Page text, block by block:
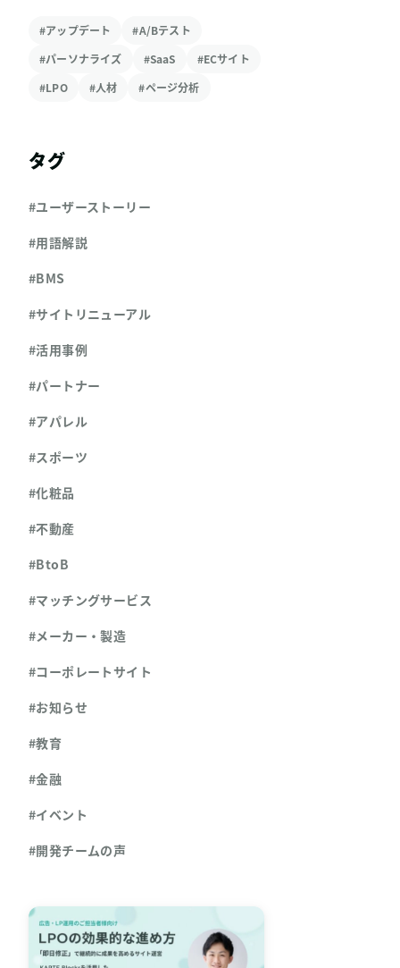
#アップデート
#A/Bテスト
#パーソナライズ
#SaaS
#ECサイト
#LPO
#人材 #ページ分析
タグ
#ユーザーストーリー
#用語解説
#BMS
#サイトリニューアル
#活用事例
#パートナー
#アパレル
#スポーツ
#化粧品
#不動産
#BtoB
#マッチングサービス
#メーカー・製造
#コーポレートサイト
#お知らせ
#教育
#金融
#イベント
#開発チームの声